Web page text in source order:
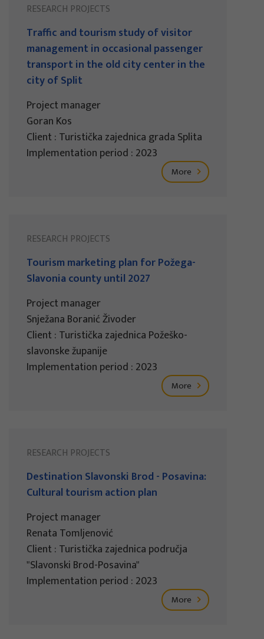
RESEARCH PROJECTS
Traffic and tourism study of visitor
management in occasional passenger
transport in the old city center in the
city of Split
Project manager
Goran Kos
Client : Turistička zajednica grada Splita
Implementation period : 2023
More
RESEARCH PROJECTS
Tourism marketing plan for Požega-
Slavonia county until 2027
Project manager
Snježana Boranić Živoder
Client : Turistička zajednica Požeško-
slavonske županije
Implementation period : 2023
More
RESEARCH PROJECTS
Destination Slavonski Brod - Posavina:
Cultural tourism action plan
Project manager
Renata Tomljenović
Client : Turistička zajednica područja
"Slavonski Brod-Posavina"
Implementation period : 2023
More